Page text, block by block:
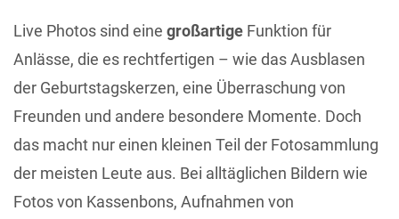
Live Photos sind eine großartige Funktion für
Anlässe, die es rechtfertigen – wie das Ausblasen
der Geburtstagskerzen, eine Überraschung von
Freunden und andere besondere Momente. Doch
das macht nur einen kleinen Teil der Fotosammlung
der meisten Leute aus. Bei alltäglichen Bildern wie
Fotos von Kassenbons, Aufnahmen von